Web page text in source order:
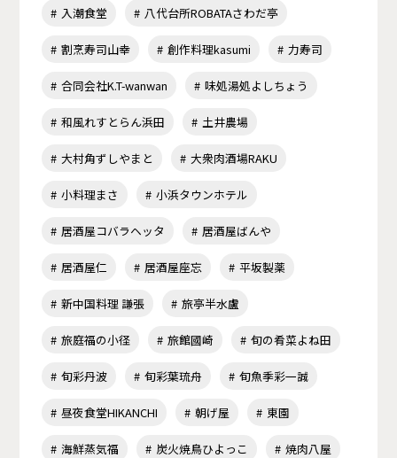
入潮食堂 八代台所ROBATAさわだ亭
割烹寿司山幸 創作料理kasumi 力寿司
合同会社K.T-wanwan 味処湯処よしちょう
和風れすとらん浜田 土井農場
大村角ずしやまと 大衆肉酒場RAKU
小料理まさ 小浜タウンホテル
居酒屋コバラヘッタ 居酒屋ばんや
居酒屋仁 居酒屋座忘 平坂製薬
新中国料理 謙張 旅亭半水盧
旅庭福の小径 旅館國崎 旬の肴菜よね田
旬彩丹波 旬彩葉琉舟 旬魚季彩一誠
昼夜食堂HIKANCHI 朝げ屋 東園
海鮮蒸気福 炭火焼鳥ひよっこ 焼肉八屋